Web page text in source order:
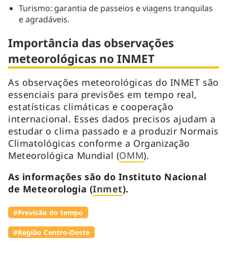
Turismo: garantia de passeios e viagens tranquilas
e agradáveis.
Importância das observações
meteorológicas no INMET
As observações meteorológicas do INMET são
essenciais para previsões em tempo real,
estatísticas climáticas e cooperação
internacional. Esses dados precisos ajudam a
estudar o clima passado e a produzir Normais
Climatológicas conforme a Organização
Meteorológica Mundial (OMM).
As informações são do Instituto Nacional
de Meteorologia (Inmet).
#Previsão do tempo
#Região Centro-Oeste